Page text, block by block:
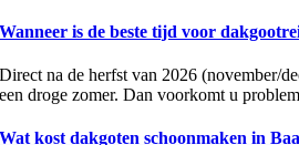
Wanneer is de beste tijd voor
Direct na de herfst van 2026 (november/
een droge zomer. Dan voorkomt u
Wat kost dakgoten schoonmaken in